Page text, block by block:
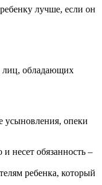
лучше, если он
лиц, обладающих
усыновления, опеки
несет обязанность –
ребенка, который